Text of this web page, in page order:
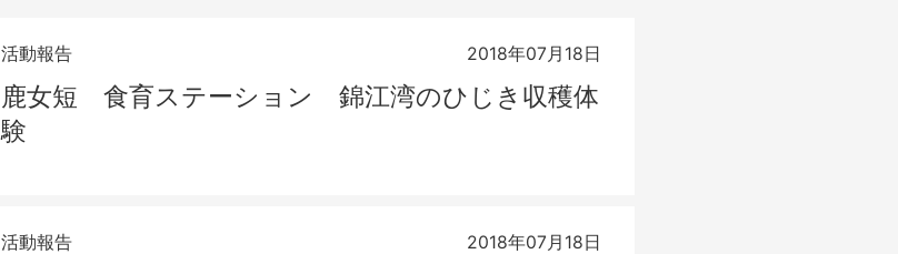
活動報告 2018年07月18日
鹿女短 食育ステーション 錦江湾のひじき収穫体
験
活動報告 2018年07月18日